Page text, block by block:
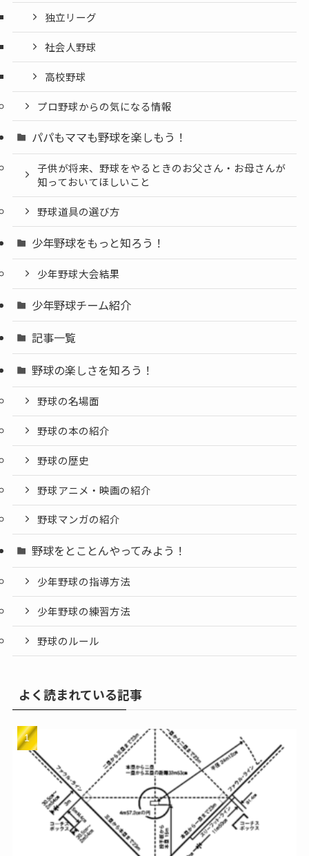
独立リーグ
社会人野球
高校野球
プロ野球からの気になる情報
パパもママも野球を楽しもう！
子供が将来、野球をやるときのお父さん・お母さんが
知っておいてほしいこと
野球道具の選び方
少年野球をもっと知ろう！
少年野球大会結果
少年野球チーム紹介
記事一覧
野球の楽しさを知ろう！
野球の名場面
野球の本の紹介
野球の歴史
野球アニメ・映画の紹介
野球マンガの紹介
野球をとことんやってみよう！
少年野球の指導方法
少年野球の練習方法
野球のルール
よく読まれている記事